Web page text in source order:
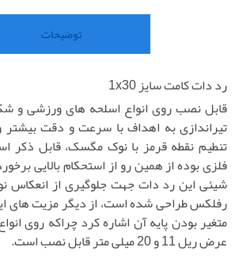
توضیحات
رد دات کامت سایز 1x30
قابل نصب روی انواع اسلحه های ورزشی و
تیراندازی به اهداف با سرعت و دقت
تنطیم نقطه قرمز با نوک مگسک، قابل ذکر
فلزی بوده از همین رو از استحکام بالایی
شیئی این رد دات جهت جلوگیری از انعکاس
رفلکس طراحی شده است، از دیگر مزیت های
متغیر بودن پایه آن اشاره کرد چراکه روی
عرض ریل 11 و 20 میلی متر قابل نصب است.